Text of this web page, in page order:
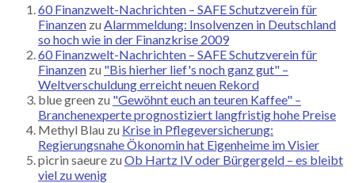
60 Finanzwelt-Nachrichten – SAFE Schutzverein für
Finanzen zu Alarmmeldung: Insolvenzen in Deutschland
so hoch wie in der Finanzkrise 2009
60 Finanzwelt-Nachrichten – SAFE Schutzverein für
Finanzen zu "Bis hierher lief's noch ganz gut" –
Weltverschuldung erreicht neuen Rekord
blue green zu "Gewöhnt euch an teuren Kaffee" –
Branchenexperte prognostiziert langfristig hohe Preise
Methyl Blau zu Krise in Pflegeversicherung:
Regierungsnahe Ökonomin hat Eigenheime im Visier
picrin saeure zu Ob Hartz IV oder Bürgergeld – es bleibt
viel zu wenig